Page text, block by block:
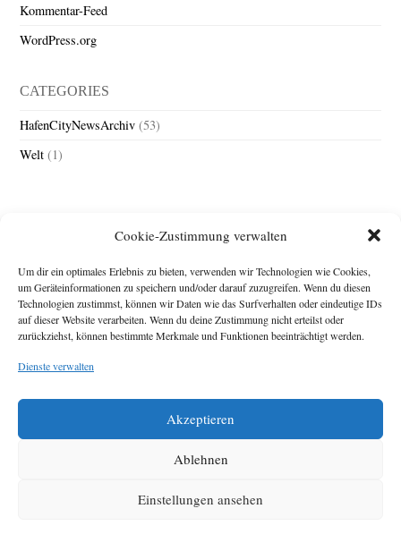
Cookie-Zustimmung verwalten
Um dir ein optimales Erlebnis zu bieten, verwenden wir Technologien wie Cookies,
um Geräteinformationen zu speichern und/oder darauf zuzugreifen. Wenn du diesen
Technologien zustimmst, können wir Daten wie das Surfverhalten oder eindeutige IDs
auf dieser Website verarbeiten. Wenn du deine Zustimmung nicht erteilst oder
zurückziehst, können bestimmte Merkmale und Funktionen beeinträchtigt werden.
Dienste verwalten
Akzeptieren
Ablehnen
Einstellungen ansehen
Kommentar-Feed
WordPress.org
CATEGORIES
HafenCityNewsArchiv (53)
Welt (1)
Impressum
Michael Baden,
Diese Webseite stellt
zehn Jahre der